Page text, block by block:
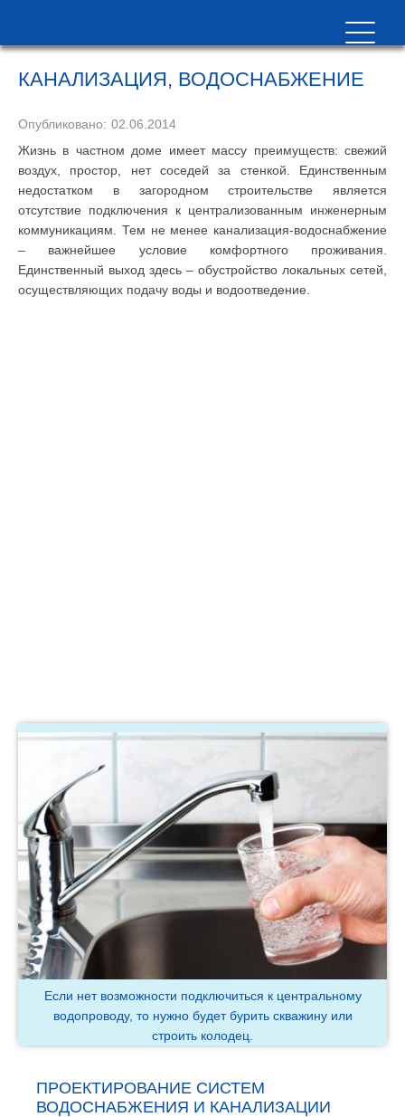
КАНАЛИЗАЦИЯ, ВОДОСНАБЖЕНИЕ
Опубликовано: 02.06.2014
Жизнь в частном доме имеет массу преимуществ: свежий
воздух, простор, нет соседей за стенкой. Единственным
недостатком в загородном строительстве является
отсутствие подключения к централизованным инженерным
коммуникациям. Тем не менее канализация-водоснабжение
– важнейшее условие комфортного проживания.
Единственный выход здесь – обустройство локальных сетей,
осуществляющих подачу воды и водоотведение.
Если нет возможности подключиться к центральному
водопроводу, то нужно будет бурить скважину или
строить колодец.
ПРОЕКТИРОВАНИЕ СИСТЕМ
ВОДОСНАБЖЕНИЯ И КАНАЛИЗАЦИИ